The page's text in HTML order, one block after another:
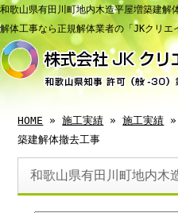
和歌山県有田川町地内木造平屋増築建
解体工事なら正規解体業者の「JKクリエ
HOME »施工実績 »施工実績 »
築建解体撤去工事
和歌山県有田川町地内木